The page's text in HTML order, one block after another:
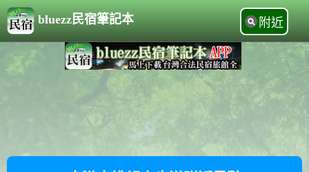
bluezz民宿筆記本 附近